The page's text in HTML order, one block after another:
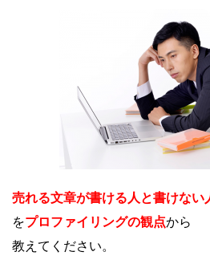
売れる文章が書ける人と書けない
をプロファイリングの観点から
教えてください。